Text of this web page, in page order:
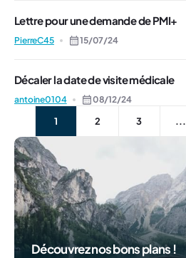
Lettre pour une demande de PMI+
PierreC45 15/07/24
Décaler la date de visite médicale
antoine0104 08/12/24
1 2 3 ...
Découvrez nos bons plans !